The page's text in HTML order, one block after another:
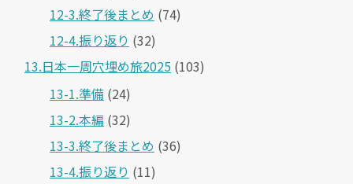
12-3.終了後まとめ (74)
12-4.振り返り (32)
13.日本一周穴埋め旅2025 (103)
13-1.準備 (24)
13-2.本編 (32)
13-3.終了後まとめ (36)
13-4.振り返り (11)